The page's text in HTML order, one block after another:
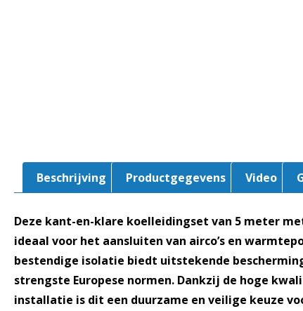
Beschrijving Productgegevens Video
Deze kant-en-klare koelleidingset van 5 meter
ideaal voor het aansluiten van airco’s en
bestendige isolatie biedt uitstekende
strengste Europese normen. Dankzij de hoge
installatie is dit een duurzame en veilige keuze